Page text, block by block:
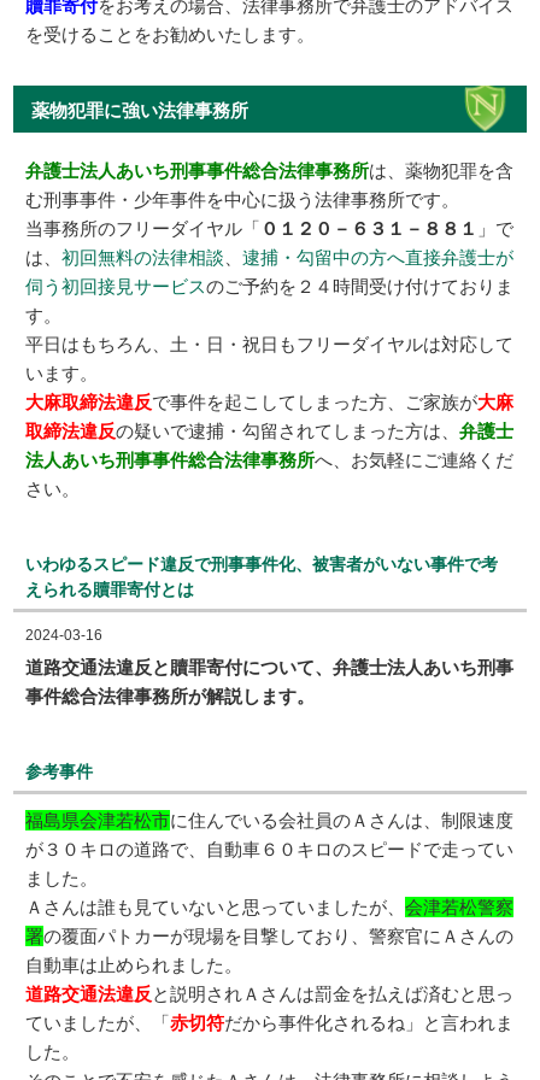
贖罪寄付をお考えの場合、法律事務所で弁護士のアドバイス
を受けることをお勧めいたします。
薬物犯罪に強い法律事務所
弁護士法人あいち刑事事件総合法律事務所は、薬物犯罪を含
む刑事事件・少年事件を中心に扱う法律事務所です。
当事務所のフリーダイヤル「 ０１２０－６３１－８８１ 」で
は、初回無料の法律相談 、逮捕・勾留中の方へ直接弁護士が
伺う初回接見サービスのご予約を２４時間受け付けておりま
す。
平日はもちろん、土・日・祝日もフリーダイヤルは対応して
います。
大麻取締法違反で事件を起こしてしまった方、ご家族が大麻
取締法違反の疑いで逮捕・勾留されてしまった方は、弁護士
法人あいち刑事事件総合法律事務所へ、お気軽にご連絡くだ
さい。
いわゆるスピード違反で刑事事件化、被害者がいない事件で考
えられる贖罪寄付とは
2024-03-16
道路交通法違反と贖罪寄付について、弁護士法人あいち刑事
事件総合法律事務所が解説します。
参考事件
福島県会津若松市に住んでいる会社員のＡさんは、制限速度
が３０キロの道路で、自動車６０キロのスピードで走ってい
ました。
Ａさんは誰も見ていないと思っていましたが、会津若松警察
署の覆面パトカーが現場を目撃しており、警察官にＡさんの
自動車は止められました。
道路交通法違反と説明されＡさんは罰金を払えば済むと思っ
ていましたが、「赤切符だから事件化されるね」と言われま
した。